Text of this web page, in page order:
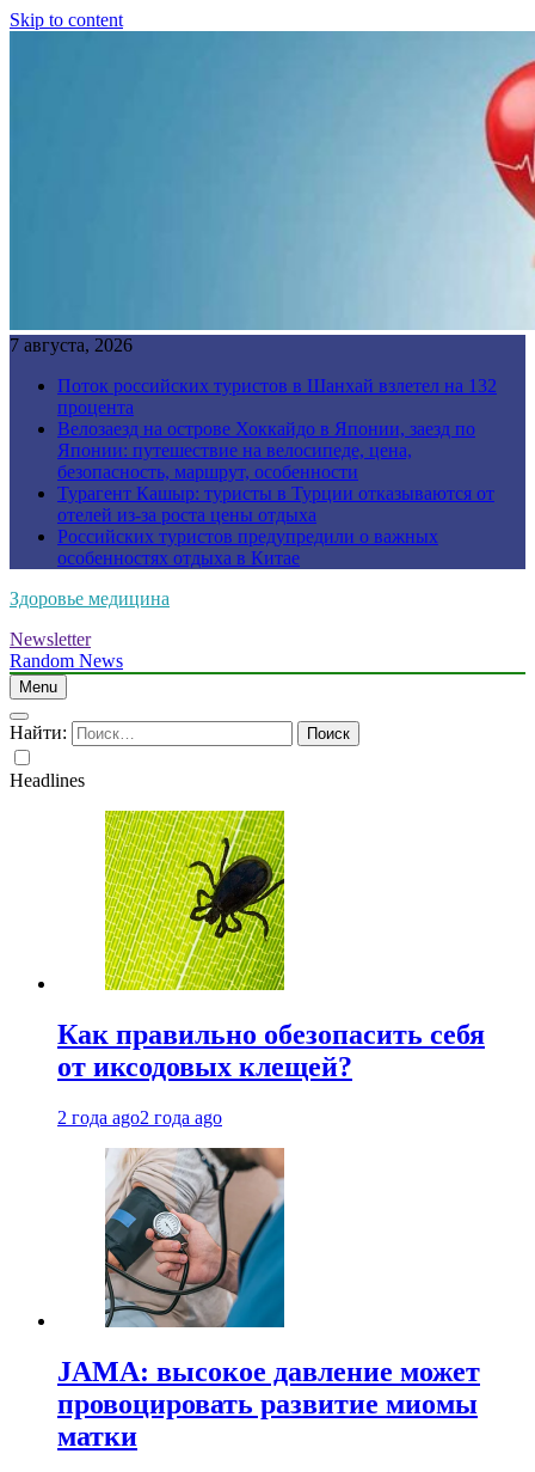
Skip to content
7 августа, 2026
Поток российских туристов в Шанхай взлетел на 132
процента
Велозаезд на острове Хоккайдо в Японии, заезд по
Японии: путешествие на велосипеде, цена,
безопасность, маршрут, особенности
Турагент Кашыр: туристы в Турции отказываются от
отелей из-за роста цены отдыха
Российских туристов предупредили о важных
особенностях отдыха в Китае
Здоровье медицина
Newsletter
Random News
Menu
Найти:
Headlines
Как правильно обезопасить себя
от иксодовых клещей?
2 года ago2 года ago
JAMA: высокое давление может
провоцировать развитие миомы
матки